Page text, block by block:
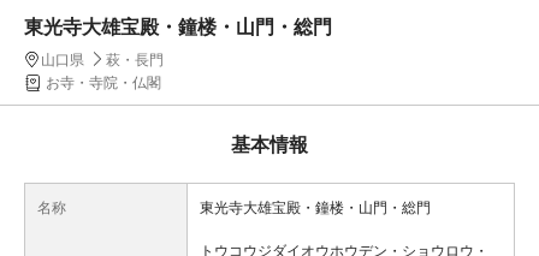
東光寺大雄宝殿・鐘楼・山門・総門
山口県
萩・長門
お寺・寺院・仏閣
基本情報
名称 東光寺大雄宝殿・鐘楼・山門・総門
トウコウジダイオウホウデン・ショウロウ・